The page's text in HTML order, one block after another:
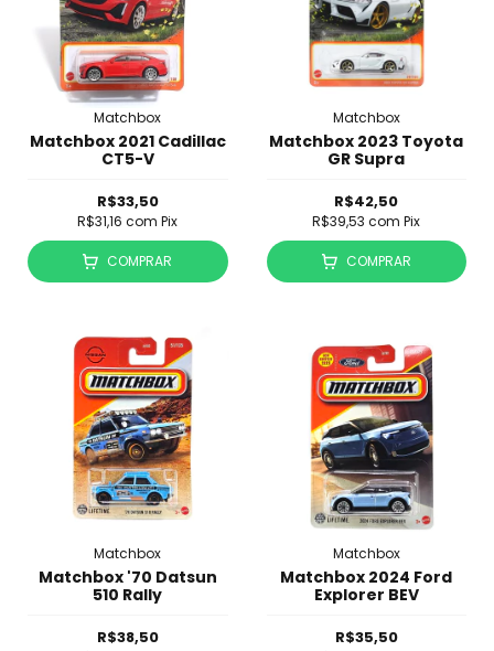
Matchbox
Matchbox 2021 Cadillac
CT5-V
R$33,50
R$31,16com Pix
COMPRAR
Matchbox
Matchbox 2023 Toyota
GR Supra
R$42,50
R$39,53com Pix
COMPRAR
Matchbox
Matchbox '70 Datsun
510 Rally
R$38,50
Matchbox
Matchbox 2024 Ford
Explorer BEV
R$35,50